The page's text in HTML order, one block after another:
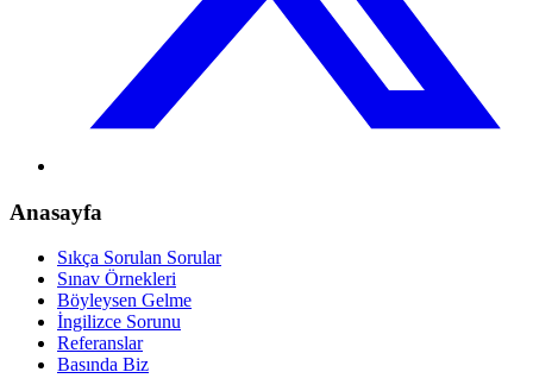
Anasayfa
Sıkça Sorulan Sorular
Sınav Örnekleri
Böyleysen Gelme
İngilizce Sorunu
Referanslar
Basında Biz